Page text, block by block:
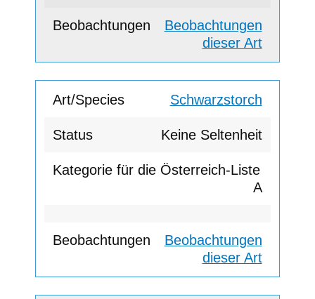
Beobachtungen
dieser Art
Schwarzstorch
Keine Seltenheit
A
Beobachtungen
dieser Art